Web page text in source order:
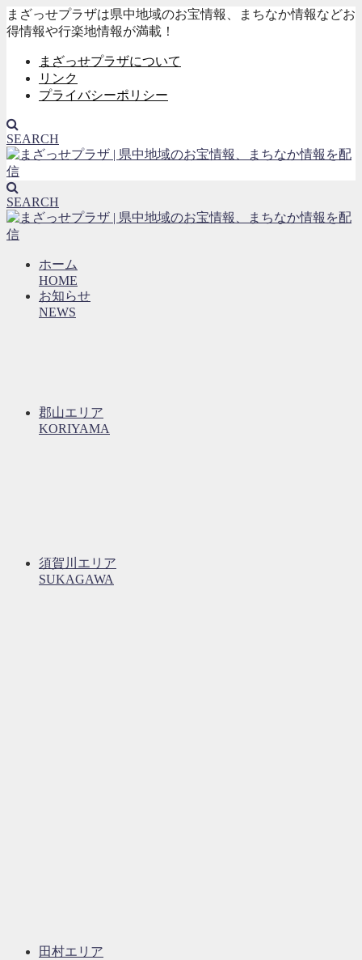
まざっせプラザは県中地域のお宝情報、まちなか情報などお
得情報や行楽地情報が満載！
まざっせプラザについて
リンク
プライバシーポリシー
SEARCH
SEARCH
ホーム
HOME
お知らせ
NEWS
郡山エリア
KORIYAMA
須賀川エリア
SUKAGAWA
田村エリア